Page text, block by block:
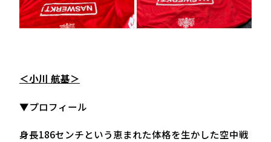
＜小川 航基＞
▼プロフィール
身長186センチという恵まれた体格を生かした空中戦